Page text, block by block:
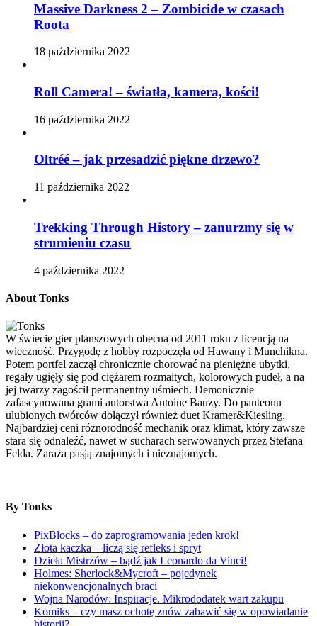
Massive Darkness 2 – Zombicide w czasach
Roota
18 października 2022
Roll Camera! – światła, kamera, kości!
16 października 2022
Oltréé – jak przesadzić piękne drzewo?
11 października 2022
Trekking Through History – zanurzmy się w
strumieniu czasu
4 października 2022
About Tonks
W świecie gier planszowych obecna od 2011 roku z licencją na
wieczność. Przygodę z hobby rozpoczęła od Hawany i Munchikna.
Potem portfel zaczął chronicznie chorować na pieniężne ubytki,
regały ugięły się pod ciężarem rozmaitych, kolorowych pudeł, a na
jej twarzy zagościł permanentny uśmiech. Demonicznie
zafascynowana grami autorstwa Antoine Bauzy. Do panteonu
ulubionych twórców dołączył również duet Kramer&Kiesling.
Najbardziej ceni różnorodność mechanik oraz klimat, który zawsze
stara się odnaleźć, nawet w sucharach serwowanych przez Stefana
Felda. Zaraża pasją znajomych i nieznajomych.
By Tonks
PixBlocks – do zaprogramowania jeden krok!
Złota kaczka – liczą się refleks i spryt
Dzieła Mistrzów – bądź jak Leonardo da Vinci!
Holmes: Sherlock&Mycroft – pojedynek
niekonwencjonalnych braci
Wojna Narodów: Inspiracje. Mikrododatek wart zakupu
Komiks – czy masz ochotę znów zabawić się w opowiadanie